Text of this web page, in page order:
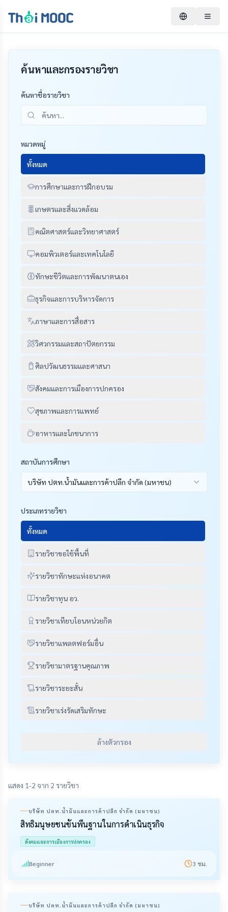
ค้นหาและกรองรายวิชา
ค้นหาชื่อรายวิชา
หมวดหมู่
ทั้งหมด
การศึกษาและการฝึกอบรม
เกษตรและสิ่งแวดล้อม
คณิตศาสตร์และวิทยาศาสตร์
คอมพิวเตอร์และเทคโนโลยี
ทักษะชีวิตและการพัฒนาตนเอง
ธุรกิจและการบริหารจัดการ
ภาษาและการสื่อสาร
วิศวกรรมและสถาปัตยกรรม
ศิลปวัฒนธรรมและศาสนา
สังคมและการเมืองการปกครอง
สุขภาพและการแพทย์
อาหารและโภชนาการ
สถาบันการศึกษา
บริษัท ปตท.น้ำมันและการค้าปลีก จำกัด (มหาชน)
ประเภทรายวิชา
ทั้งหมด
รายวิชาขอใช้พื้นที่
รายวิชาทักษะแห่งอนาคต
รายวิชาทุน อว.
รายวิชาเทียบโอนหน่วยกิต
รายวิชาแพลตฟอร์มอื่น
รายวิชามาตรฐานคุณภาพ
รายวิชาระยะสั้น
รายวิชาเร่งรัดเสริมทักษะ
ล้างตัวกรอง
แสดง 1-2 จาก 2 รายวิชา
บริษัท ปตท.น้ำมันและการค้าปลีก จำกัด (มหาชน)
สิทธิมนุษยชนขั้นพื้นฐานในการดำเนินธุรกิจ
สังคมและการเมืองการปกครอง
Beginner 3 ชม.
บริษัท ปตท.น้ำมันและการค้าปลีก จำกัด (มหาชน)